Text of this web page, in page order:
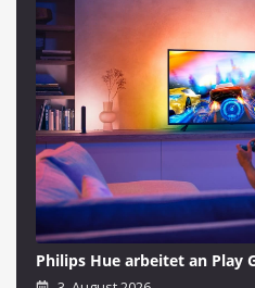
Philips Hue arbeitet an Play